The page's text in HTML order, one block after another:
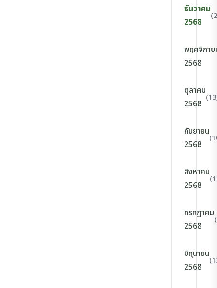
ธันวาคม
2568
พฤศจิกาย
2568
ตุลาคม
2568
กันยายน
2568
สิงหาคม
2568
กรกฎาคม
2568
มิถุนายน
2568